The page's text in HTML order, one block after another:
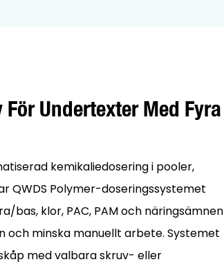
Undertexter Med Fyra
kemikaliedosering i pooler,
QWDS Polymer-doseringssystemet
bas, klor, PAC, PAM och näringsämnen
minska manuellt arbete. Systemet
med valbara skruv- eller